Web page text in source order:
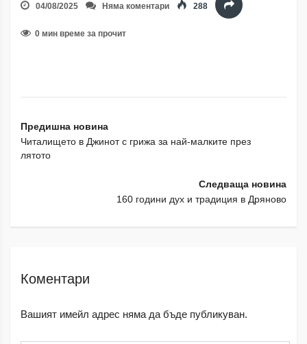
04/08/2025 Няма коментари 288
0 мин време за прочит
Предишна новина
Читалището в Джинот с грижа за най-малките през
лятото
Следваща новина
160 години дух и традиция в Дряново
Коментари
Вашият имейл адрес няма да бъде публикуван.